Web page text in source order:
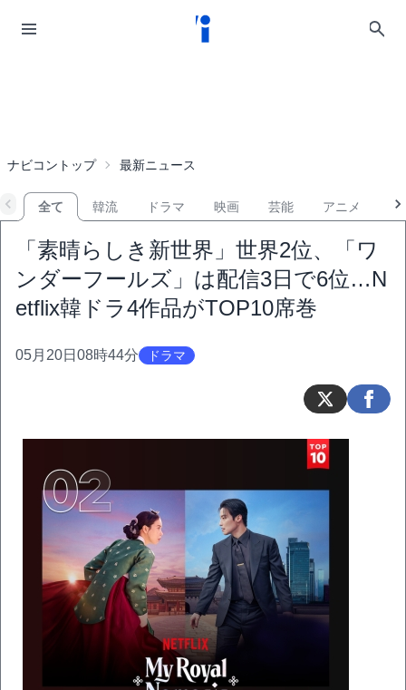
ナビコントップ 最新ニュース
全て 韓流 ドラマ 映画 芸能 アニメ
「素晴らしき新世界」世界2位、「ワ
ンダーフールズ」は配信3日で6位…N
etflix韓ドラ4作品がTOP10席巻
05月20日08時44分 ドラマ